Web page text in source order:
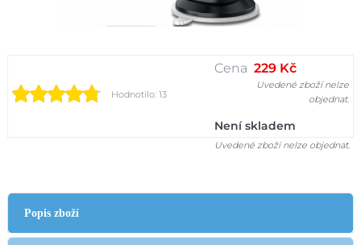
Hodnotilo: 13
Cena 229 Kč
Uvedené zboží nelze
objednat.
Není skladem
Uvedené zboží nelze objednat.
Popis zboží